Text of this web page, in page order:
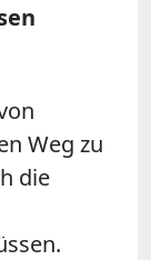
Weg zu
die